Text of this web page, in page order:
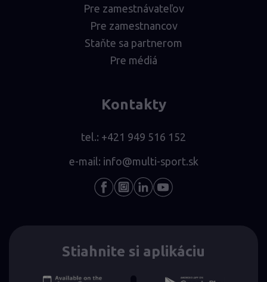
Pre zamestnávateľov
Pre zamestnancov
Staňte sa partnerom
Pre médiá
Kontakty
tel.: +421 949 516 152
e-mail: info@multi-sport.sk
Stiahnite si aplikáciu